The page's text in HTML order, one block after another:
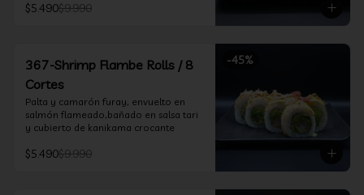
$5.490$9.990
-45%
367-Shrimp Flambe Rolls / 8
Cortes
Palta y camarón furay, envuelto en
salmón flameado,bañado en salsa tari
y cubierto de kanikama crocante
$5.490$9.990